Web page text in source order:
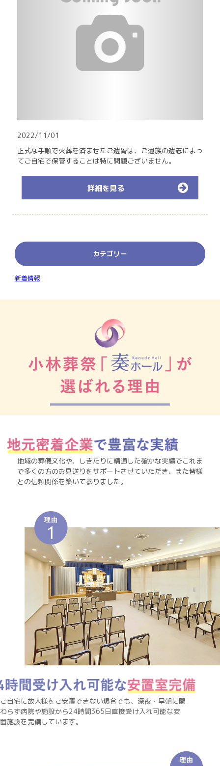
2022/11/01
正式な手順で火葬を済ませたご遺骨は、ご遺族の遺志によっ
てご自宅で保管することは特に問題ございません。
詳細を見る
カテゴリー
新着情報
地域の葬儀文化や、しきたりに精通した確かな実績でこれま
で多くの方のお見送りをサポートさせていただき、また皆様
との信頼関係を築いて参りました。
ご自宅に故人様をご安置できない場合でも、深夜・早朝に関
わらず病院や施設から24時間365日直接受け入れ可能な安
置施設を完備しています。